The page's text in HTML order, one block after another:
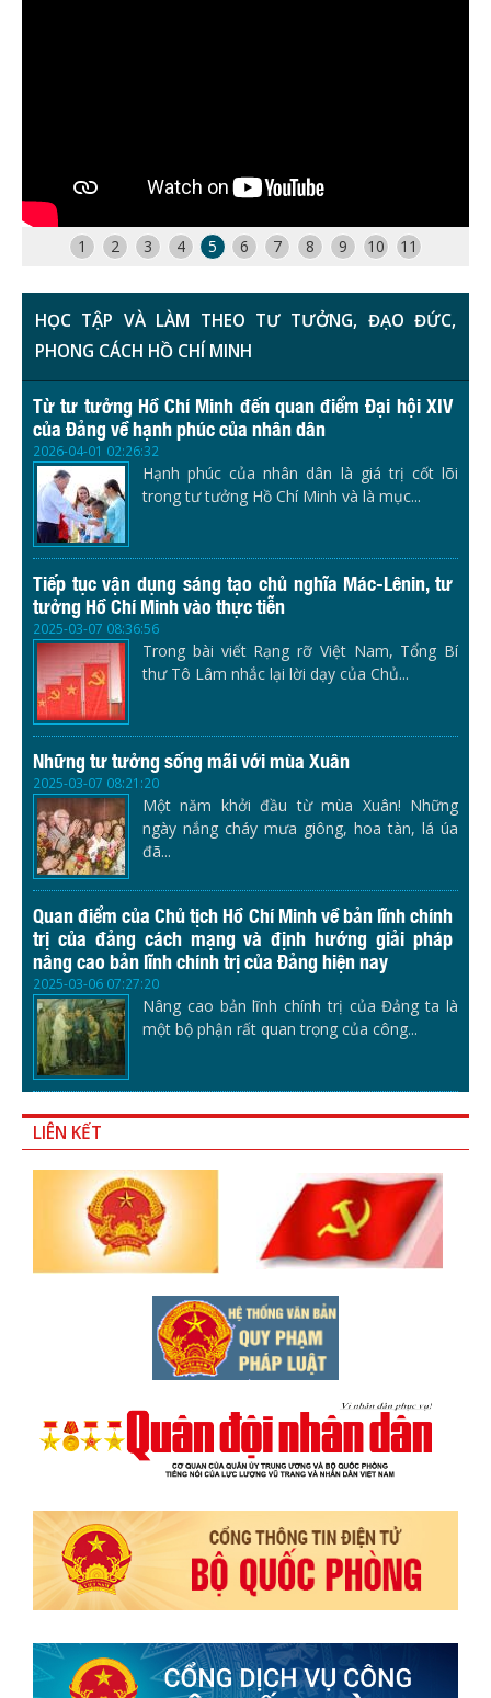
1 2 3 4 5 6 7 8 9 10 11
HỌC TẬP VÀ LÀM THEO TƯ TƯỞNG, ĐẠO ĐỨC,
PHONG CÁCH HỒ CHÍ MINH
Từ tư tưởng Hồ Chí Minh đến quan điểm Đại hội XIV
của Đảng về hạnh phúc của nhân dân
2026-04-01 02:26:32
Hạnh phúc của nhân dân là giá trị cốt lõi
trong tư tưởng Hồ Chí Minh và là mục...
Tiếp tục vận dụng sáng tạo chủ nghĩa Mác-Lênin, tư
tưởng Hồ Chí Minh vào thực tiễn
2025-03-07 08:36:56
Trong bài viết Rạng rỡ Việt Nam, Tổng Bí
thư Tô Lâm nhắc lại lời dạy của Chủ...
Những tư tưởng sống mãi với mùa Xuân
2025-03-07 08:21:20
Một năm khởi đầu từ mùa Xuân! Những
ngày nắng cháy mưa giông, hoa tàn, lá úa
đã...
Quan điểm của Chủ tịch Hồ Chí Minh về bản lĩnh chính
trị của đảng cách mạng và định hướng giải pháp
nâng cao bản lĩnh chính trị của Đảng hiện nay
2025-03-06 07:27:20
Nâng cao bản lĩnh chính trị của Đảng ta là
một bộ phận rất quan trọng của công...
LIÊN KẾT